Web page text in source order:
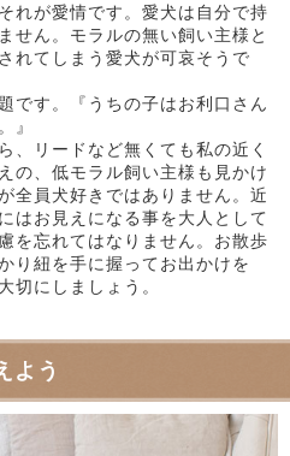
れが愛情です。愛犬は自分で持
せん。モラルの無い飼い主様と
れてしまう愛犬が可哀そうで
です。『うちの子はお利口さん
』
、リードなど無くても私の近く
の、低モラル飼い主様も見かけ
全員犬好きではありません。近
はお見えになる事を大人として
を忘れてはなりません。お散歩
り紐を手に握ってお出かけを
切にしましょう。
よう